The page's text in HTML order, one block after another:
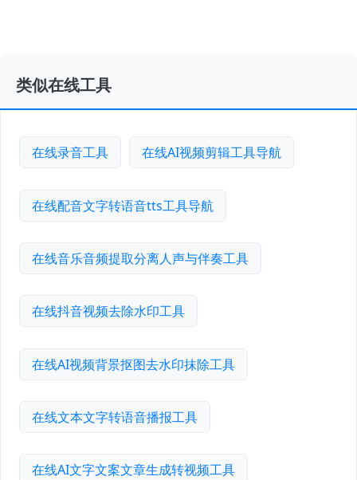
类似在线工具
在线录音工具 在线AI视频剪辑工具导航
在线配音文字转语音tts工具导航
在线音乐音频提取分离人声与伴奏工具
在线抖音视频去除水印工具
在线AI视频背景抠图去水印抹除工具
在线文本文字转语音播报工具
在线AI文字文案文章生成转视频工具